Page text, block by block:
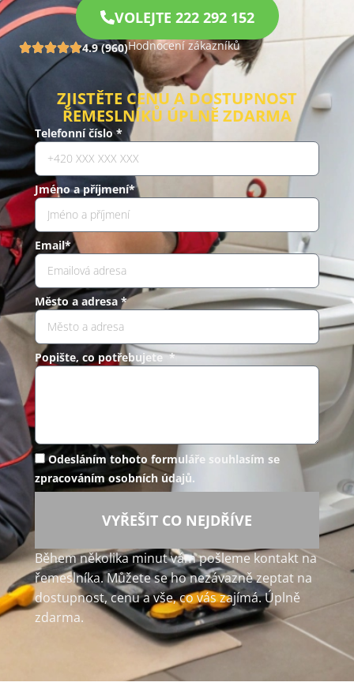
VOLEJTE 222 292 152
4.9 (960)Hodnocení zákazníků
ZJISTĚTE CENU A DOSTUPNOST
ŘEMESLNÍKŮ ÚPLNĚ ZDARMA
Telefonní číslo *
Jméno a příjmení*
Email*
Město a adresa *
Popište, co potřebujete *
Odesláním tohoto formuláře souhlasím se
zpracováním osobních údajů.
VYŘEŠIT CO NEJDŘÍVE
Během několika minut vám pošleme kontakt na
řemeslníka. Můžete se ho nezávazně zeptat na
dostupnost, cenu a vše, co vás zajímá. Úplně
zdarma.